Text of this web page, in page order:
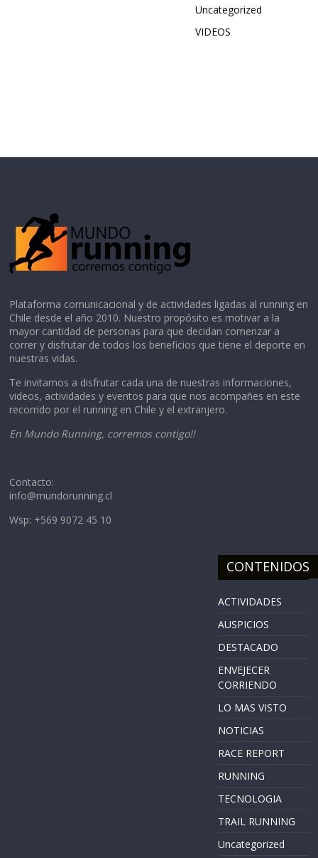
Uncategorized
VIDEOS
Plataforma comunicacional y de actividades ligadas al running en
Chile desde el año 2010. Nuestro propósito es motivar a la
mayor cantidad de personas para que decidan comenzar a
correr y disfrutar de todos los beneficios que tiene el deporte en
nuestras vidas.
Te invitamos a disfrutar cada una de nuestras informaciones,
videos, actividades y eventos para que nos acompañes en este
recorrido por el running en Chile y el extranjero.
En Mundo Running, corremos contigo!!
Contacto:
info@mundorunning.cl
Wsp: +569 9072 45 10
CONTENIDOS
ACTIVIDADES
AUSPICIOS
DESTACADO
ENVEJECER
CORRIENDO
LO MAS VISTO
NOTICIAS
RACE REPORT
RUNNING
TECNOLOGIA
TRAIL RUNNING
Uncategorized